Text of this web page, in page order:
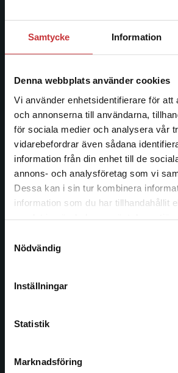
Samtycke Information
Denna webbplats använder cookies
Vi använder enhetsidentifierare för att
och annonserna till användarna,
för sociala medier och analysera vår
vidarebefordrar även sådana
information från din enhet till de
annons- och analysföretag som vi
Dessa kan i sin tur kombinera
information som du har tillhandahållit
Nödvändig
Inställningar
Statistik
Marknadsföring
Begränsad
Det verkar som att du besöker
studentlitteratur.se via en enhet
Vi erbjuder inte leveranser
att kunna slutföra ett köp måste
ledande utbildningsförlag. Med
facklitteratur, utbildningar och digitala
längs hela kunskapsresan.
Kontakta oss
Kontakta oss
046-31 20 00
Postadress:
Box 141
221 00 Lund
Besöksadress:
Kundservice
046-31 21 00